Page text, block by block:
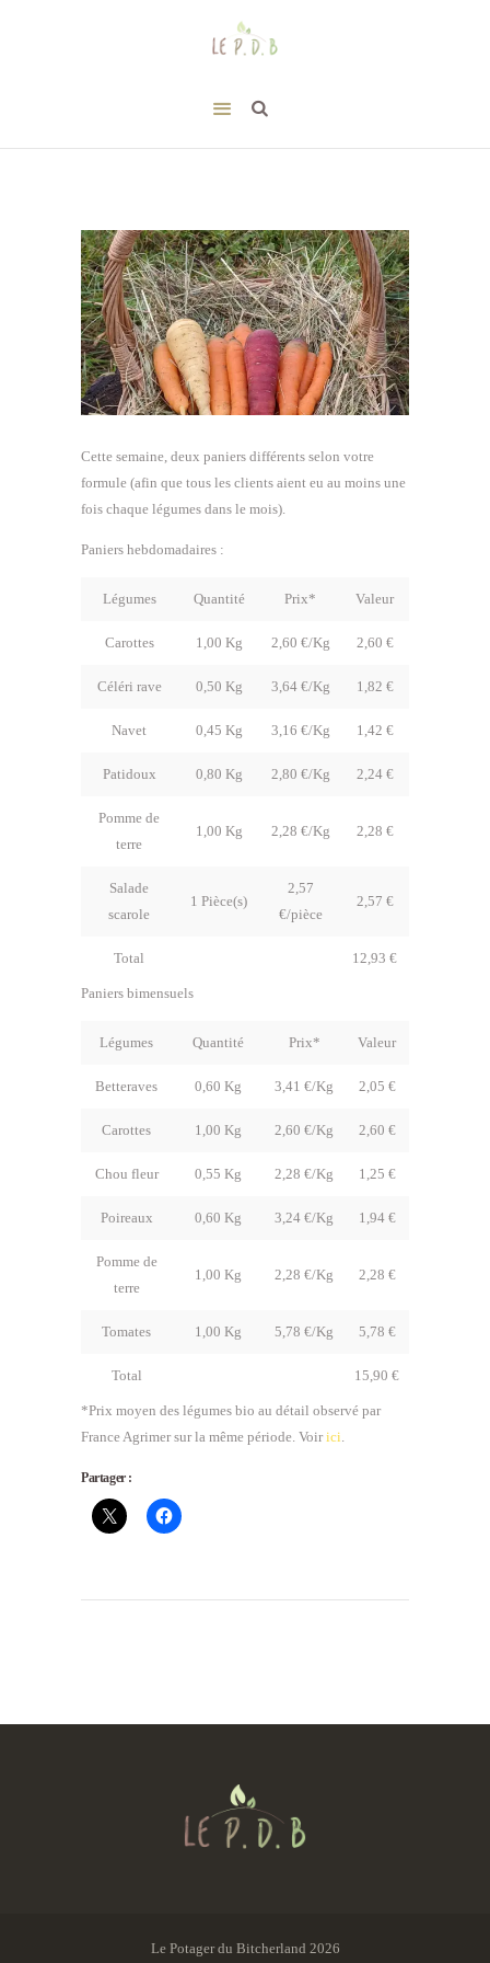
Cette semaine, deux paniers différents selon votre
formule (afin que tous les clients aient eu au moins une
fois chaque légumes dans le mois).
Paniers hebdomadaires :
Légumes Quantité Prix* Valeur
Carottes 1,00 Kg 2,60 €/Kg 2,60 €
Céléri rave 0,50 Kg 3,64 €/Kg 1,82 €
Navet 0,45 Kg 3,16 €/Kg 1,42 €
Patidoux 0,80 Kg 2,80 €/Kg 2,24 €
Pomme de
terre
1,00 Kg 2,28 €/Kg 2,28 €
Salade
scarole
1 Pièce(s)
2,57
€/pièce
2,57 €
Total 12,93 €
Paniers bimensuels
Légumes Quantité Prix* Valeur
Betteraves 0,60 Kg 3,41 €/Kg 2,05 €
Carottes 1,00 Kg 2,60 €/Kg 2,60 €
Chou fleur 0,55 Kg 2,28 €/Kg 1,25 €
Poireaux 0,60 Kg 3,24 €/Kg 1,94 €
Pomme de
terre
1,00 Kg 2,28 €/Kg 2,28 €
Tomates 1,00 Kg 5,78 €/Kg 5,78 €
Total 15,90 €
*Prix moyen des légumes bio au détail observé par
France Agrimer sur la même période. Voirici
Partager :
Le Potager du Bitcherland 2026